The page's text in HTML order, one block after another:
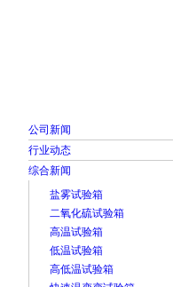
公司新闻
行业动态
综合新闻
盐雾试验箱
二氧化硫试验箱
高温试验箱
低温试验箱
高低温试验箱